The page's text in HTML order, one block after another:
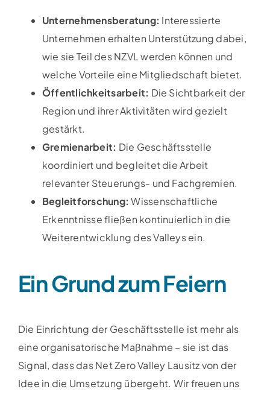
Unternehmensberatung: Interessierte
Unternehmen erhalten Unterstützung dabei,
wie sie Teil des NZVL werden können und
welche Vorteile eine Mitgliedschaft bietet.
Öffentlichkeitsarbeit: Die Sichtbarkeit der
Region und ihrer Aktivitäten wird gezielt
gestärkt.
Gremienarbeit: Die Geschäftsstelle
koordiniert und begleitet die Arbeit
relevanter Steuerungs- und Fachgremien.
Begleitforschung: Wissenschaftliche
Erkenntnisse fließen kontinuierlich in die
Weiterentwicklung des Valleys ein.
Ein Grund zum Feiern
Die Einrichtung der Geschäftsstelle ist mehr als
eine organisatorische Maßnahme – sie ist das
Signal, dass das Net Zero Valley Lausitz von der
Idee in die Umsetzung übergeht. Wir freuen uns